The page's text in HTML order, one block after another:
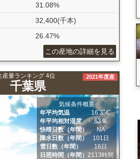
31.08%
32,400(千本)
26.47%
この産地の詳細を見る
産量ランキング 4位
千葉県
2021年度産
気候条件概要
年平均気温
16.3ﾟC
年平均相対湿度
63％
快晴日数（年間）
NA
降水日数（年間）
101日
雪日数（年間）
16日
日照時間（年間） 2113時間